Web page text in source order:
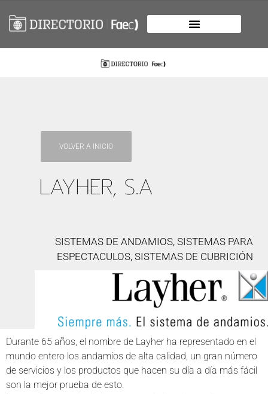
VOLVER A INICIO
LAYHER, S.A
SISTEMAS DE ANDAMIOS, SISTEMAS PARA
ESPECTACULOS, SISTEMAS DE CUBRICIÓN
Durante 65 años, el nombre de Layher ha representado en el
mundo entero los andamios de alta calidad, un gran número
de servicios y los productos que hacen su día a día más fácil
son la mejor prueba de esto.